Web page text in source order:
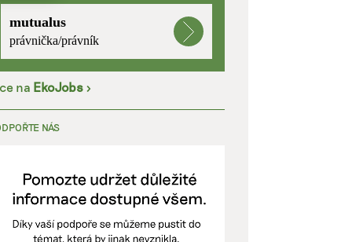
aktivní
mutualus
právnička/právník
na EkoJobs >
NÁS